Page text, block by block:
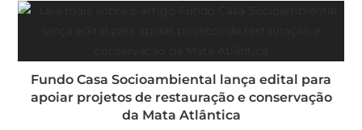
Fundo Casa Socioambiental lança edital para
apoiar projetos de restauração e conservação
da Mata Atlântica